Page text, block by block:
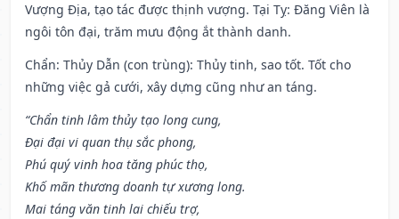
Vượng Địa, tạo tác được thịnh vượng. Tại Tỵ: Đăng Viên là
ngôi tôn đại, trăm mưu động ắt thành danh.
Chẩn: Thủy Dẫn (con trùng): Thủy tinh, sao tốt. Tốt cho
những việc gả cưới, xây dựng cũng như an táng.
“Chẩn tinh lâm thủy tạo long cung,
Đại đại vi quan thụ sắc phong,
Phú quý vinh hoa tăng phúc thọ,
Khố mãn thương doanh tự xương long.
Mai táng văn tinh lai chiếu trợ,